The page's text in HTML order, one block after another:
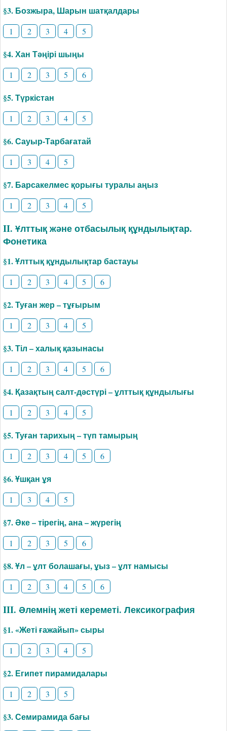
§3. Бозжыра, Шарын шатқалдары
1 2 3 4 5
§4. Хан Тәңірі шыңы
1 2 3 5 6
§5. Түркістан
1 2 3 4 5
§6. Сауыр-Тарбағатай
1 3 4 5
§7. Барсакелмес қорығы туралы аңыз
1 2 3 4 5
II. Ұлттық және отбасылық құндылықтар.
Фонетика
§1. Ұлттық құндылықтар бастауы
1 2 3 4 5 6
§2. Туған жер – тұғырым
1 2 3 4 5
§3. Тіл – халық қазынасы
1 2 3 4 5 6
§4. Қазақтың салт-дәстүрі – ұлттық құндылығы
1 2 3 4 5
§5. Туған тарихың – түп тамырың
1 2 3 4 5 6
§6. Ұшқан ұя
1 3 4 5
§7. Әке – тірегің, ана – жүрегің
1 2 3 5 6
§8. Ұл – ұлт болашағы, ұыз – ұлт намысы
1 2 3 4 5 6
III. Әлемнің жеті кереметі. Лексикография
§1. «­Жеті ғажайып» сыры
1 2 3 4 5
§2. Египет пирамидалары
1 2 3 5
§3. Семирамида бағы